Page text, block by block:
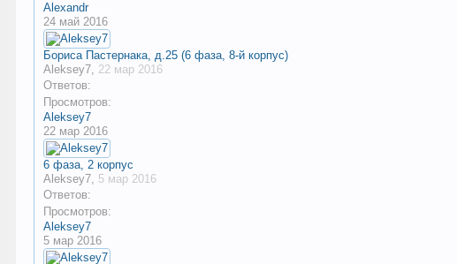
Alexandr
24 май 2016
Бориса Пастернака, д.25 (6 фаза, 8-й корпус)
Aleksey7, 22 мар 2016
Ответов:
Просмотров:
Aleksey7
22 мар 2016
6 фаза, 2 корпус
Aleksey7, 5 мар 2016
Ответов:
Просмотров:
Aleksey7
5 мар 2016